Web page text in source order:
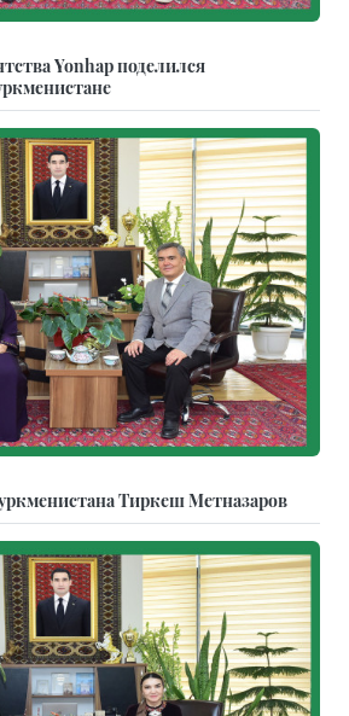
Yonhap поделился
Тиркеш Мeтназаров